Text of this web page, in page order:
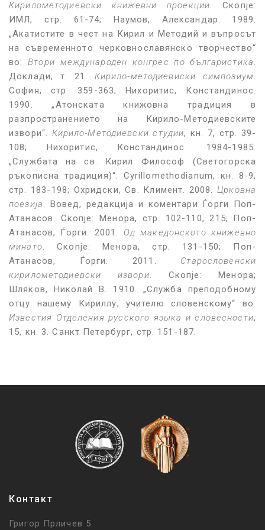
Кирилометодиевски книжевни проекции . Скопје:
ИМЛ, стр. 61-74; Наумов, Александар. 1989.
„Акатистите в чест на Кирил и Методий и въпросът
на съвременното черковнославянско творчество“
во:Втори международен конгрес по българистика
Доклади, т. 21. Кирило-методиевиски симпозиум
София, стр. 359-363; Нихоритис, Констандинос.
1990. „Атонската книжовна традиция в
разпространението на Кирило-Методиевските
извори“. Кирило-Методиевски студии, кн. 7, стр. 39-
108; Нихоритис, Констандинос. 1984-1985.
„Службата на св. Кирил Философ (Светогорска
ръкописна традиция)“. Cyrillomethodianum, кн. 8-9,
стр. 183-198; Охридски, Св. Климент. 2008.Црковна
поезија
. Вовед, редакција и коментари Ѓорги Поп-
Атанасов. Скопје: Менора, стр. 102-110, 215; Поп-
Атанасов, Ѓорги. 2001. Од македонското книжевно
минато . Скопје: Менора, стр. 131-150; Поп-
Атанасов, Ѓорги. 2011. Старословенски
кирилометодиевски извори . Скопје: Менора;
Шляков, Николай В. 1910. „Служба преподобному
отцу нашему Кириллу, учителю словенскому“ во:
Известия Отделения русского языка и словесности,
15, кн. 3. Санкт Петербург, стр. 151-187.
Контакт
Григор Прличев 5